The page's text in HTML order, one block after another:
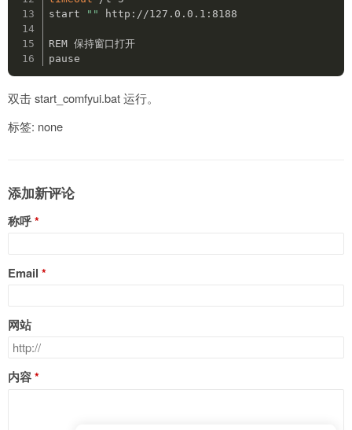
start
"" http://127.0.0.1:8188
REM 保持窗口打开
pause
双击 start_comfyui.bat 运行。
标签: none
添加新评论
称呼
Email
网站
内容